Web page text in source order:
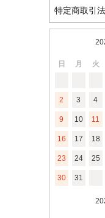
特定商取引
日 月 火
2 3 4
9 10 11
16 17 18
23 24 25
30 31